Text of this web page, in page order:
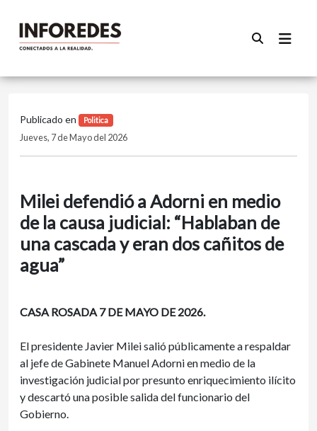
Publicado en Politica
Jueves, 7 de Mayo del 2026
Milei defendió a Adorni en medio
de la causa judicial: “Hablaban de
una cascada y eran dos cañitos de
agua”
CASA ROSADA 7 DE MAYO DE 2026.
El presidente Javier Milei salió públicamente a respaldar
al jefe de Gabinete Manuel Adorni en medio de la
investigación judicial por presunto enriquecimiento ilícito
y descartó una posible salida del funcionario del
Gobierno.